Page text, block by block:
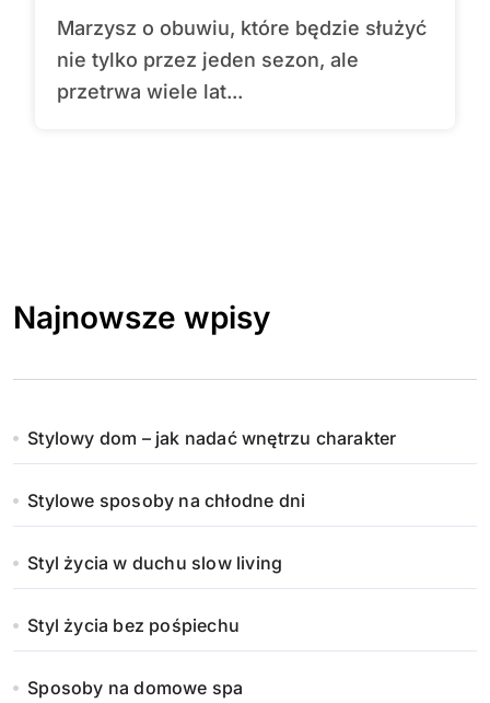
Marzysz o obuwiu, które będzie służyć
nie tylko przez jeden sezon, ale
przetrwa wiele lat...
Najnowsze wpisy
Stylowy dom – jak nadać wnętrzu charakter
Stylowe sposoby na chłodne dni
Styl życia w duchu slow living
Styl życia bez pośpiechu
Sposoby na domowe spa